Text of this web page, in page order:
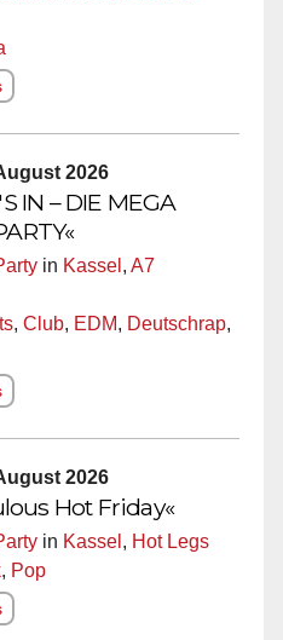
2026
IN – DIE MEGA
in Kassel , A7
, Club, EDM, Deutschrap,
2026
Hot Friday«
in Kassel , Hot Legs
, Pop